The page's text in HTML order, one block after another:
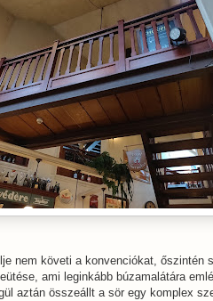
nem követi a konvenciókat, őszintén
ami leginkább búzamalátára
aztán összeállt a sör egy komplex